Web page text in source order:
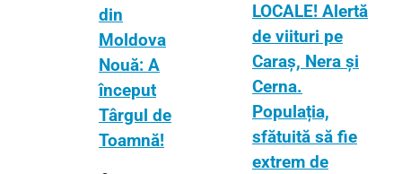
din
Moldova
Nouă: A
început
Târgul de
Toamnă!
LOCALE! Alertă
de viituri pe
Caraș, Nera și
Cerna.
Populația,
sfătuită să fie
extrem de